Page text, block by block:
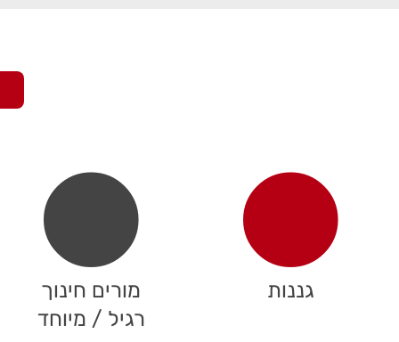
גננות
מורים חינוך
רגיל / מיוחד